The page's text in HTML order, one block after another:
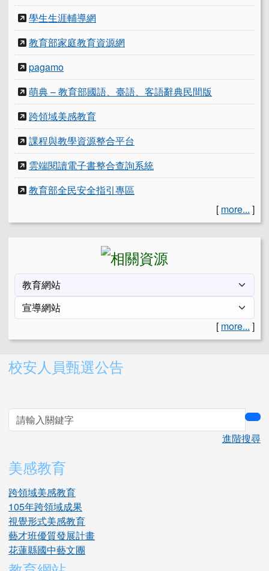
學生生涯輔導網
教育部家庭教育資源網
pagamo
萌典 – 教育部國語、臺語、客語辭典民間版
跨領域美感教育
課程與教學資源整合平台
雲端閱讀電子書整合查詢系統
教育部全民安全指引專區
[ more... ]
[ more... ]
右邊區域內容
校安人員甄選公告
進階搜尋
美感教育
跨領域美感教育
105年跨領域成果
視覺形式美感教育
藝才班優質發展計畫
花蓮縣國中藝文團